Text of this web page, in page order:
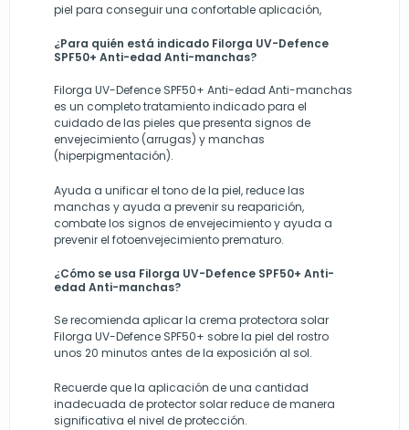
piel para conseguir una confortable aplicación,
¿Para quién está indicado Filorga UV-Defence
SPF50+ Anti-edad Anti-manchas?
Filorga UV-Defence SPF50+ Anti-edad Anti-manchas
es un completo tratamiento indicado para el
cuidado de las pieles que presenta signos de
envejecimiento (arrugas) y manchas
(hiperpigmentación).
Ayuda a unificar el tono de la piel, reduce las
manchas y ayuda a prevenir su reaparición,
combate los signos de envejecimiento y ayuda a
prevenir el fotoenvejecimiento prematuro.
¿Cómo se usa Filorga UV-Defence SPF50+ Anti-
edad Anti-manchas?
Se recomienda aplicar la crema protectora solar
Filorga UV-Defence SPF50+ sobre la piel del rostro
unos 20 minutos antes de la exposición al sol.
Recuerde que la aplicación de una cantidad
inadecuada de protector solar reduce de manera
significativa el nivel de protección.